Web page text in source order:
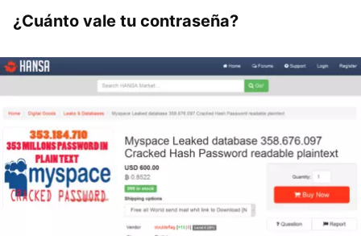
¿Cuánto vale tu contraseña?